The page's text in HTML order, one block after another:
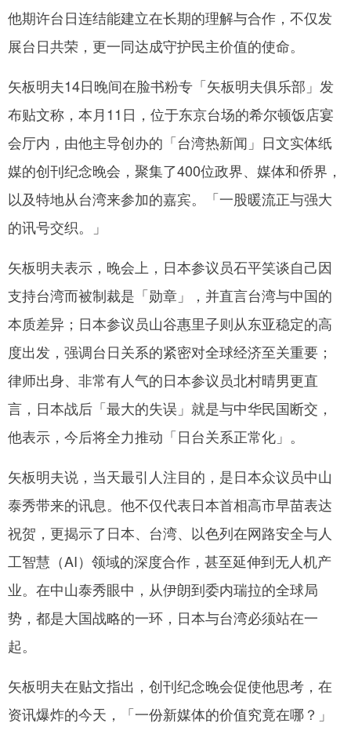
他期许台日连结能建立在长期的理解与合作，不仅发
展台日共荣，更一同达成守护民主价值的使命。
矢板明夫14日晚间在脸书粉专「矢板明夫俱乐部」发
布贴文称，本月11日，位于东京台场的希尔顿饭店宴
会厅内，由他主导创办的「台湾热新闻」日文实体纸
媒的创刊纪念晚会，聚集了400位政界、媒体和侨界，
以及特地从台湾来参加的嘉宾。「一股暖流正与强大
的讯号交织。」
矢板明夫表示，晚会上，日本参议员石平笑谈自己因
支持台湾而被制裁是「勋章」，并直言台湾与中国的
本质差异；日本参议员山谷惠里子则从东亚稳定的高
度出发，强调台日关系的紧密对全球经济至关重要；
律师出身、非常有人气的日本参议员北村晴男更直
言，日本战后「最大的失误」就是与中华民国断交，
他表示，今后将全力推动「日台关系正常化」。
矢板明夫说，当天最引人注目的，是日本众议员中山
泰秀带来的讯息。他不仅代表日本首相高市早苗表达
祝贺，更揭示了日本、台湾、以色列在网路安全与人
工智慧（AI）领域的深度合作，甚至延伸到无人机产
业。在中山泰秀眼中，从伊朗到委内瑞拉的全球局
势，都是大国战略的一环，日本与台湾必须站在一
起。
矢板明夫在贴文指出，创刊纪念晚会促使他思考，在
资讯爆炸的今天，「一份新媒体的价值究竟在哪？」